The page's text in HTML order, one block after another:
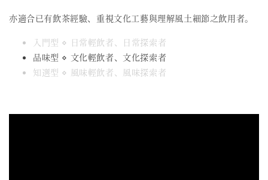
亦適合已有飲茶經驗、重視文化工藝與理解風土細節之飲用者。
入門型 ⋄ 日常輕飲者、日常探索者
品味型 ⋄ 文化輕飲者、文化探索者
知選型 ⋄ 風味輕飲者、風味探索者